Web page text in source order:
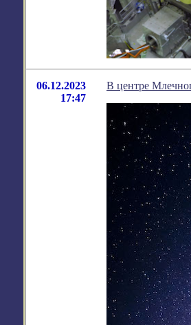
06.12.2023
17:47
В центре